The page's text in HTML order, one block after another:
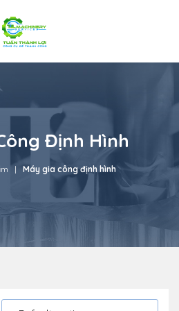
Định Hình
Máy gia công định hình